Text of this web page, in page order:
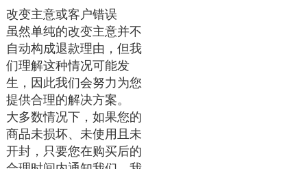
改变主意或客户错误
虽然单纯的改变主意并不
自动构成退款理由，但我
们理解这种情况可能发
生，因此我们会努力为您
提供合理的解决方案。
大多数情况下，如果您的
商品未损坏、未使用且未
开封，只要您在购买后的